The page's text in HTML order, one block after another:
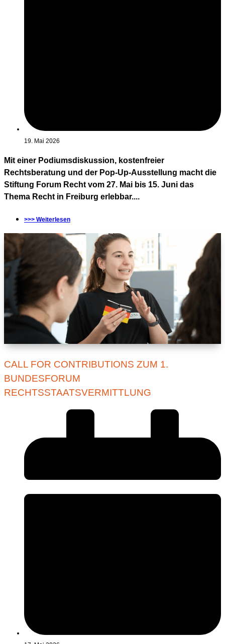
19. Mai 2026
Mit einer Podiumsdiskussion, kostenfreier
Rechtsberatung und der Pop-Up-Ausstellung macht die
Stiftung Forum Recht vom 27. Mai bis 15. Juni das
Thema Recht in Freiburg erlebbar....
>>> Weiterlesen
CALL FOR CONTRIBUTIONS ZUM 1.
BUNDESFORUM
RECHTSSTAATSVERMITTLUNG